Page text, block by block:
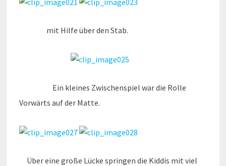
mit Hilfe über den Stab.
Ein kleines Zwischenspiel war die Rolle
Vorwärts auf der Matte.
Über eine große Lücke springen die Kiddis mit viel